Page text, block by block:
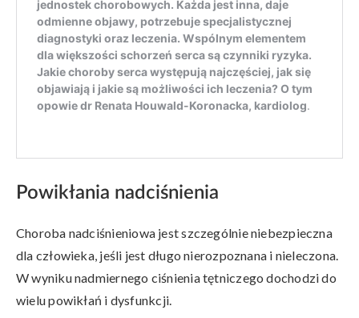
Powikłania nadciśnienia
Choroba nadciśnieniowa jest szczególnie niebezpieczna
dla człowieka, jeśli jest długo nierozpoznana i nieleczona.
W wyniku nadmiernego ciśnienia tętniczego dochodzi do
wielu powikłań i dysfunkcji.